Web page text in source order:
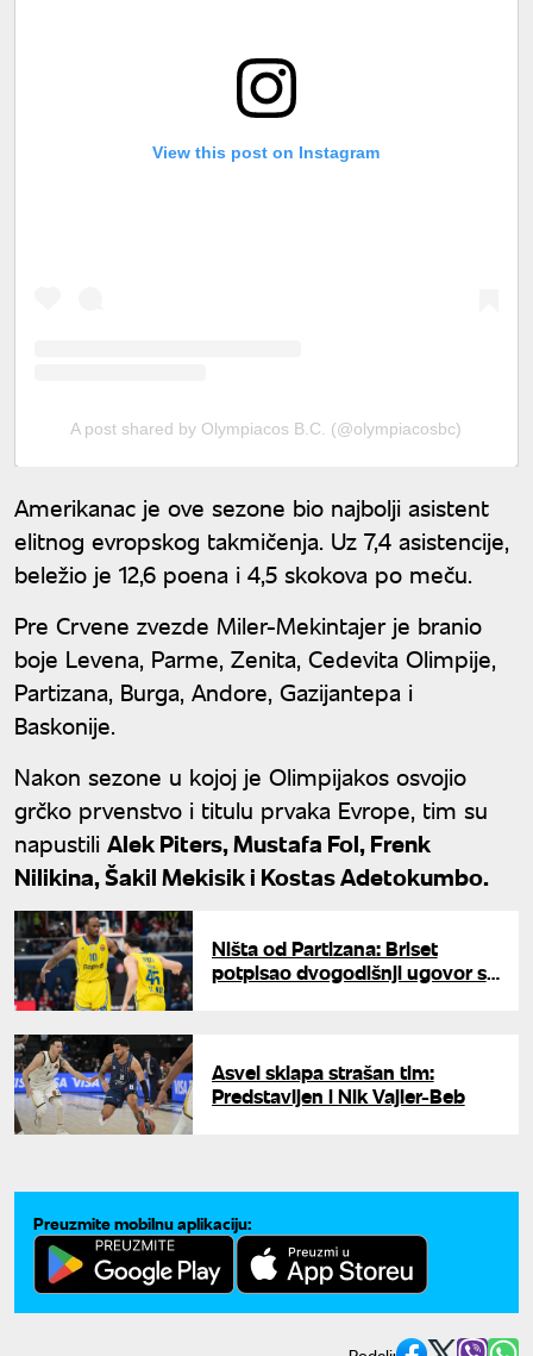
View this post on Instagram
A post shared by Olympiacos B.C. (@olympiacosbc)
Amerikanac je ove sezone bio najbolji asistent
elitnog evropskog takmičenja. Uz 7,4 asistencije,
beležio je 12,6 poena i 4,5 skokova po meču.
Pre Crvene zvezde Miler-Mekintajer je branio
boje Levena, Parme, Zenita, Cedevita Olimpije,
Partizana, Burga, Andore, Gazijantepa i
Baskonije.
Nakon sezone u kojoj je Olimpijakos osvojio
grčko prvenstvo i titulu prvaka Evrope, tim su
napustili Alek Piters, Mustafa Fol, Frenk
Nilikina, Šakil Mekisik i Kostas Adetokumbo.
Ništa od Partizana: Briset
potpisao dvogodišnji ugovor sa
Asvel sklapa strašan tim:
Predstavljen i Nik Vajler-Beb
Preuzmite mobilnu aplikaciju: